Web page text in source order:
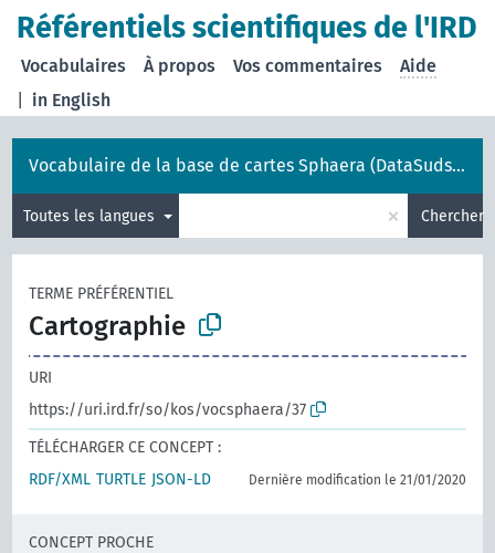
Référentiels scientifiques de l'IRD
in English
Vocabulaires À propos Vos commentaires Aide
Vocabulaire de la base de cartes Sphaera (DataSuds-géo)
Toutes les langues × Chercher
TERME PRÉFÉRENTIEL
Cartographie
URI
https://uri.ird.fr/so/kos/vocsphaera/37
TÉLÉCHARGER CE CONCEPT :
RDF/XML TURTLE JSON-LD Dernière modification le 21/01/2020
CONCEPT PROCHE